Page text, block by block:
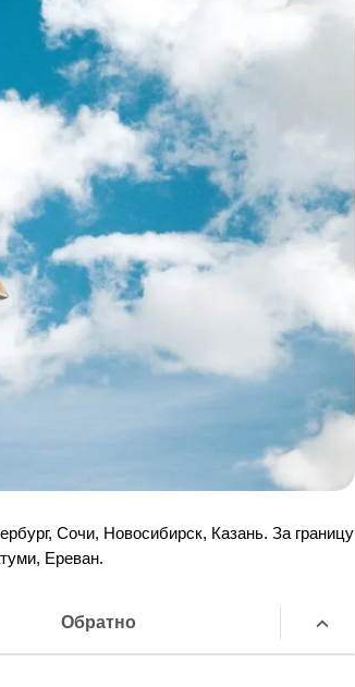
Сочи, Новосибирск, Казань. За границу
Ереван.
Обратно